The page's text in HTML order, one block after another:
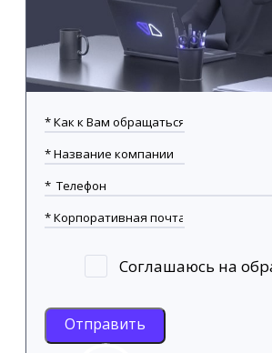
Соглашаюсь на
Отправить